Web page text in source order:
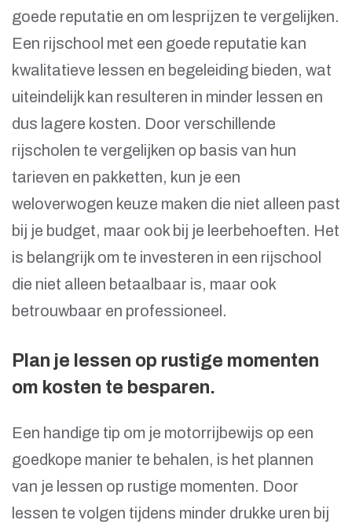
goede reputatie en om lesprijzen te vergelijken.
Een rijschool met een goede reputatie kan
kwalitatieve lessen en begeleiding bieden, wat
uiteindelijk kan resulteren in minder lessen en
dus lagere kosten. Door verschillende
rijscholen te vergelijken op basis van hun
tarieven en pakketten, kun je een
weloverwogen keuze maken die niet alleen past
bij je budget, maar ook bij je leerbehoeften. Het
is belangrijk om te investeren in een rijschool
die niet alleen betaalbaar is, maar ook
betrouwbaar en professioneel.
Plan je lessen op rustige momenten
om kosten te besparen.
Een handige tip om je motorrijbewijs op een
goedkope manier te behalen, is het plannen
van je lessen op rustige momenten. Door
lessen te volgen tijdens minder drukke uren bij